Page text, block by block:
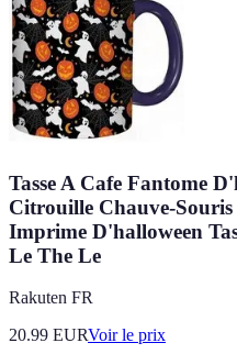
Tasse A Cafe Fantome
Citrouille Chauve-
Imprime D'halloween
Le The Le
Rakuten FR
20.99 EURVoir le prix